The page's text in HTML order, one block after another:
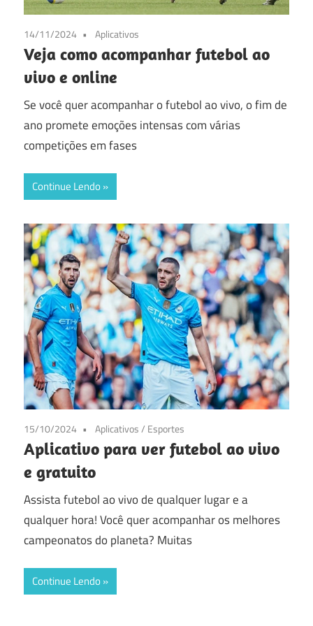
14/11/2024 Aplicativos
Veja como acompanhar futebol ao
vivo e online
Se você quer acompanhar o futebol ao vivo, o fim de
ano promete emoções intensas com várias
competições em fases
Continue Lendo
15/10/2024 Aplicativos/ Esportes
Aplicativo para ver futebol ao vivo
e gratuito
Assista futebol ao vivo de qualquer lugar e a
qualquer hora! Você quer acompanhar os melhores
campeonatos do planeta? Muitas
Continue Lendo